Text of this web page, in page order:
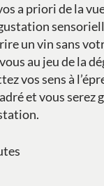
a priori de la
un vin sans
au jeu de la
vos sens à
et vous serez